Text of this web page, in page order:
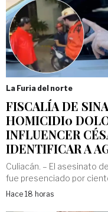
La Furia del norte
FISCALÍA DE
HOMICIDI0
INFLUENCER
IDENTIFICAR A
Culiacán. – El asesinato
fue presenciado por
Hace 18 horas